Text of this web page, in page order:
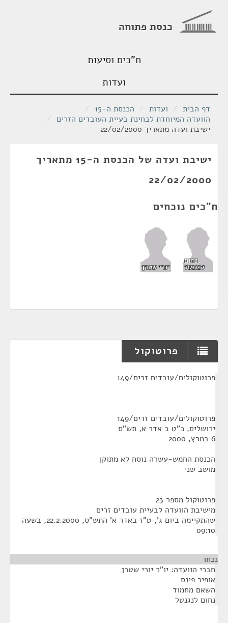
כנסת פתוחה
ח"כים וסיעות
ועדות
דף הבית / ועדות / הכנסת ה-15
/
הוועדה המיוחדת לבחינת בעיית העובדים הזרים /
ישיבת ועדה מתאריך 22/02/2000
ישיבת ועדה של הכנסת ה-15 מתאריך
22/02/2000
ח"כים נוכחים
נחום
לנגנטל יורי שטרן
פרוטוקול
פרוטוקולים/עובדים זרים/149
פרוטוקולים/עובדים זרים/149
ירושלים, כ"ט ב אדר א, תש"ס
6 במרץ, 2000
הכנסת החמש-עשרה נוסח לא מתוקן
מושב שני
פרוטוקול מספר 23
מישיבת הוועדה לבעיית עובדים זרים
שהתקיימה ביום ג', ט"ז באדר א' התש"ס, 22.2.2000, בשעה
09:10
נכחו
חברי הוועדה: יו"ר יורי שטרן
אופיר פינס
השאם מחמוד
נחום לנגנטל